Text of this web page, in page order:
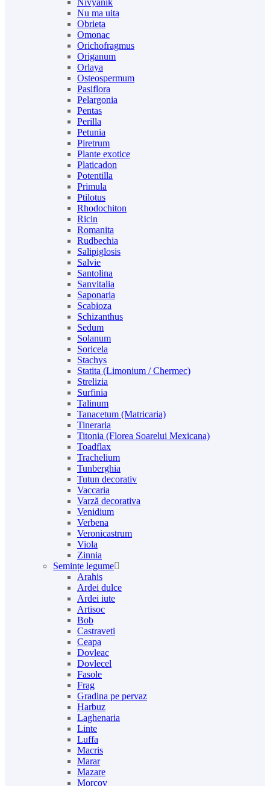
Nu ma uita
Obrieta
Omonac
Orichofragmus
Origanum
Orlaya
Osteospermum
Pasiflora
Pelargonia
Pentas
Perilla
Petunia
Piretrum
Plante exotice
Platicadon
Potentilla
Primula
Ptilotus
Rhodochiton
Ricin
Romanita
Rudbechia
Salipiglosis
Salvie
Santolina
Sanvitalia
Saponaria
Scabioza
Schizanthus
Sedum
Solanum
Soricela
Stachys
Statita (Limonium / Chermec)
Strelizia
Surfinia
Talinum
Tanacetum (Matricaria)
Tineraria
Titonia (Florea Soarelui Mexicana)
Toadflax
Trachelium
Tunberghia
Tutun decorativ
Vaccaria
Varză decorativa
Venidium
Verbena
Veronicastrum
Viola
Zinnia
Semințe legume
Arahis
Ardei dulce
Ardei iute
Artisoc
Bob
Castraveti
Ceapa
Dovleac
Dovlecel
Fasole
Frag
Gradina pe pervaz
Harbuz
Laghenaria
Linte
Luffa
Macris
Marar
Mazare
Morcov